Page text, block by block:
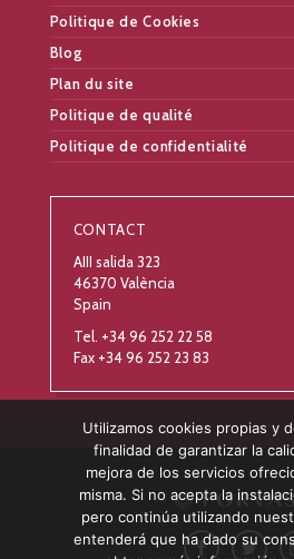
Politique de Cookies
Blog
Plan du site
Politique de qualité
Politique de confidentialité
CONTACT
AIII salida 323
46370 València
Spain
Tel. +34 96 252 22 58
Fax +34 96 252 23 83
Utilizamos cookies propias y
finalidad de garantizar la
mejora de los servicios
misma. Si no acepta la
pero continúa utilizando
entenderá que ha dado su